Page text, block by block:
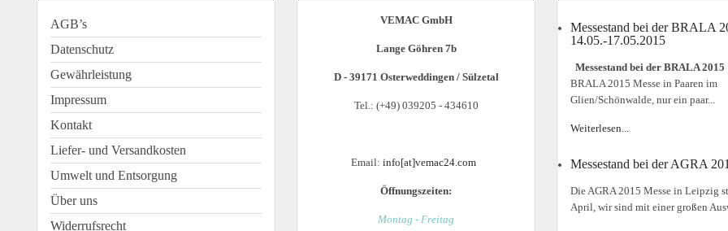
AGB’s
Datenschutz
Gewährleistung
Impressum
Kontakt
Liefer- und Versandkosten
Umwelt und Entsorgung
Über uns
Widerrufsrecht
VEMAC GmbH
Lange Göhren 7b
D - 39171 Osterweddingen / Sülzetal
Tel.: (+49) 039205 - 434610
Email: info[at]vemac24.com
Öffnungszeiten:
Montag - Freitag
Messestand bei der BRALA
14.05.-17.05.2015
Messestand bei der BRALA 2015
BRALA 2015 Messe in Paaren im
Glien/Schönwalde, nur ein paar...
Weiterlesen...
Messestand bei der AGRA
Die AGRA 2015 Messe in Leipzig
April, wir sind mit einer großen